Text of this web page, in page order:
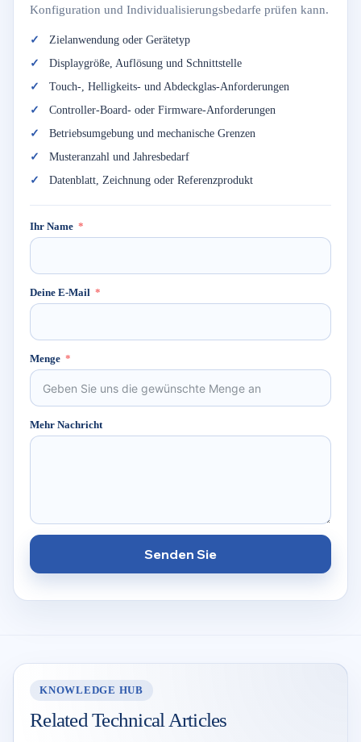
Konfiguration und Individualisierungsbedarfe prüfen kann.
Zielanwendung oder Gerätetyp
Displaygröße, Auflösung und Schnittstelle
Touch-, Helligkeits- und Abdeckglas-Anforderungen
Controller-Board- oder Firmware-Anforderungen
Betriebsumgebung und mechanische Grenzen
Musteranzahl und Jahresbedarf
Datenblatt, Zeichnung oder Referenzprodukt
Ihr Name
Deine E-Mail
Menge
Mehr Nachricht
Senden Sie
KNOWLEDGE HUB
Related Technical Articles